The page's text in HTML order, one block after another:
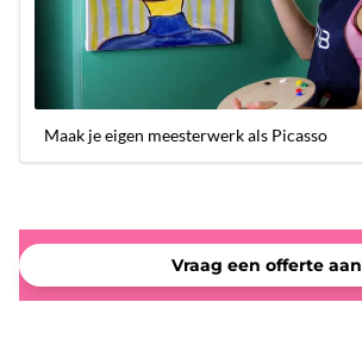
Maak je eigen meesterwerk als Picasso
Vraag een offerte aan